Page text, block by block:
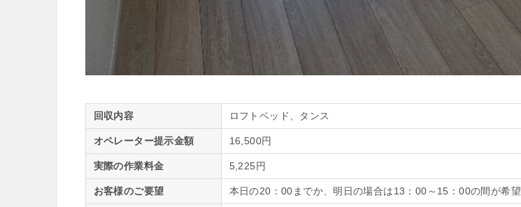
回収内容 ロフトベッド、タンス
オペレーター提示金額 16,500円
実際の作業料金 5,225円
お客様のご要望 本日の20：00までか、明日の場合は13：00～15：00の間が希望